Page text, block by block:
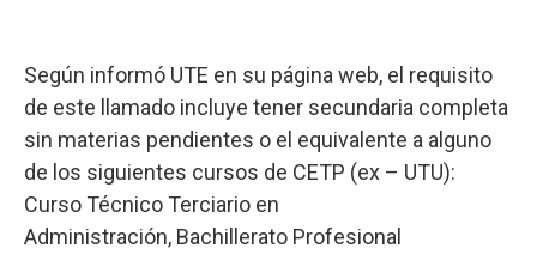
Según informó UTE en su página web, el requisito
de este llamado incluye tener secundaria completa
sin materias pendientes o el equivalente a alguno
de los siguientes cursos de CETP (ex – UTU):
Curso Técnico Terciario en
Administración, Bachillerato Profesional